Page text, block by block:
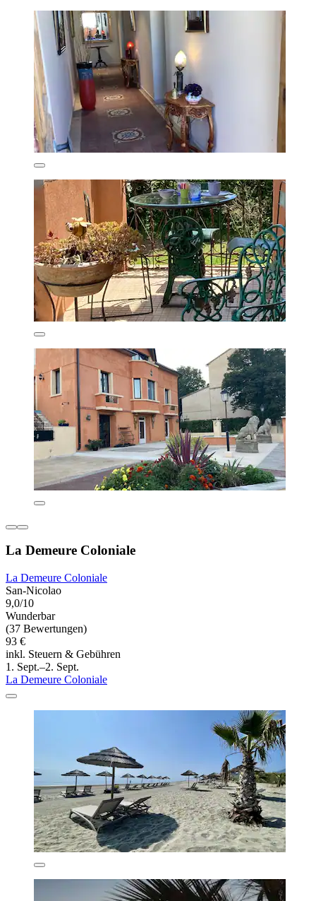
La Demeure Coloniale
La Demeure Coloniale
San-Nicolao
9,0/10
Wunderbar
(37 Bewertungen)
93 €
inkl. Steuern & Gebühren
1. Sept.–2. Sept.
La Demeure Coloniale